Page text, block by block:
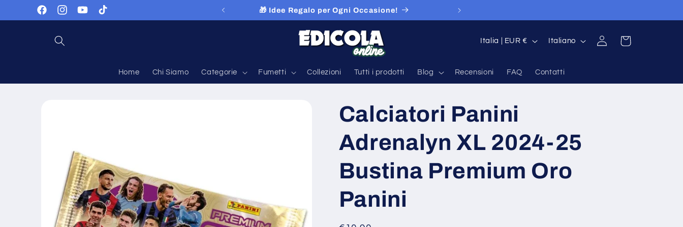
direttamente
ai contenuti
FacebookInstagramYouTubeTikTok
🚚 Spedizione Unica: Paga una Sola Volta! 🎁 Idee Regalo per Ogni Occasione!
Home Chi Siamo Categorie Fumetti Collezioni Tutti i prodotti Blog Recensioni FAQ Contatti
P
e
e
/
A
e
Italia | EUR €
L
n
Italiano Accedi Carrello
Calciatori Panini
Adrenalyn XL 2024-25
Bustina Premium Oro
Panini